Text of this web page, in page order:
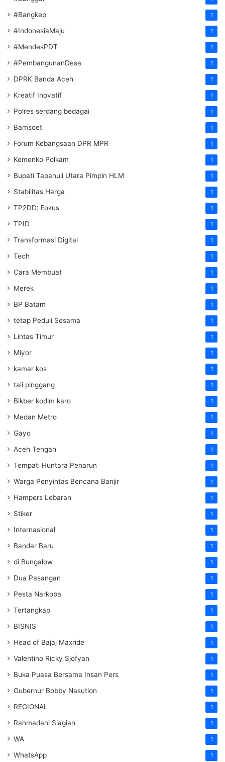
#Bangkep 1
#IndonesiaMaju 1
#MendesPDT 1
#PembangunanDesa 1
DPRK Banda Aceh 1
Kreatif Inovatif 1
Polres serdang bedagai 1
Bamsoet 1
Forum Kebangsaan DPR MPR 1
Kemenko Polkam 1
‎Bupati Tapanuli Utara Pimpin HLM 1
Stabilitas Harga 1
TP2DD: Fokus 1
TPID 1
Transformasi Digital 1
Tech 1
Cara Membuat 1
Merek 1
BP Batam 1
tetap Peduli Sesama 1
Lintas Timur 1
Miyor 1
kamar kos 1
tali pinggang 1
Bikber kodim karo 1
Medan Metro 1
Gayo 1
Aceh Tengah 1
Tempati Huntara Penarun 1
Warga Penyintas Bencana Banjir 1
Hampers Lebaran 1
Stiker 1
Internasional 1
Bandar Baru 1
di Bungalow 1
Dua Pasangan 1
Pesta Narkoba 1
Tertangkap 1
BISNIS 1
Head of Bajaj Maxride 1
Valentino Ricky Sjofyan 1
Buka Puasa Bersama Insan Pers 1
Gubernur Bobby Nasution 1
REGIONAL 1
Rahmadani Siagian 1
WA 1
WhatsApp 1